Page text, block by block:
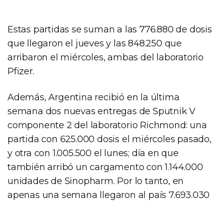
Estas partidas se suman a las 776.880 de dosis
que llegaron el jueves y las 848.250 que
arribaron el miércoles, ambas del laboratorio
Pfizer.
Además, Argentina recibió en la última
semana dos nuevas entregas de Sputnik V
componente 2 del laboratorio Richmond: una
partida con 625.000 dosis el miércoles pasado,
y otra con 1.005.500 el lunes; día en que
también arribó un cargamento con 1.144.000
unidades de Sinopharm. Por lo tanto, en
apenas una semana llegaron al país 7.693.030